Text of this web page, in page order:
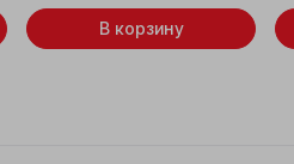
В корзину